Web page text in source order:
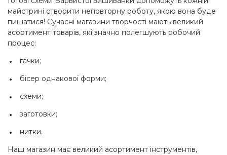
майстрині створити неповторну роботу, якою вона буде
пишатися! Сучасні магазини творчості мають великий
асортимент товарів, які значно полегшують робочий
процес:
гачки;
бісер однакової форми;
схеми;
заготовки;
нитки.
Наш магазин має великий асортимент інструментів,